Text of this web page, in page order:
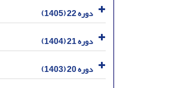
دوره 22 (1405)
دوره 21 (1404)
دوره 20 (1403)